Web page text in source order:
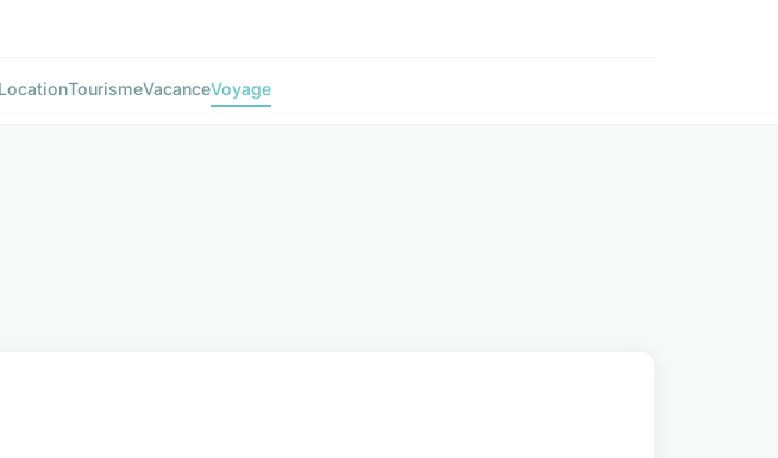
LocationTourismeVacanceVoyage